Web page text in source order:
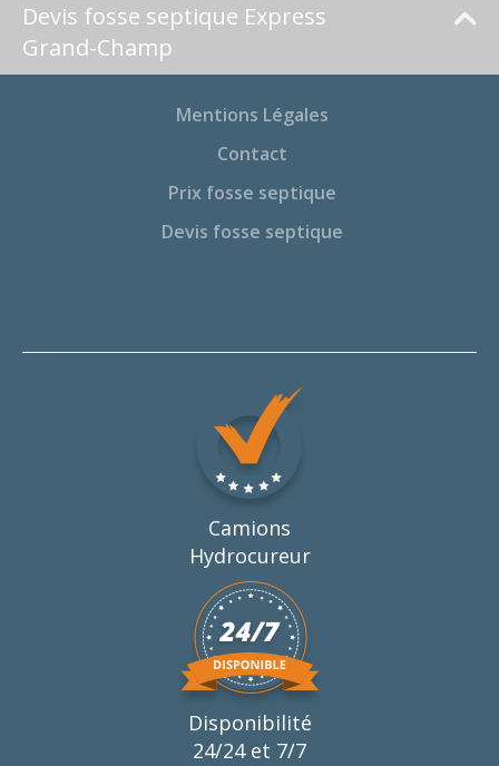
Devis fosse septique Express
Grand-Champ
Mentions Légales
Contact
Prix fosse septique
Devis fosse septique
Camions
Hydrocureur
Disponibilité
24/24 et 7/7